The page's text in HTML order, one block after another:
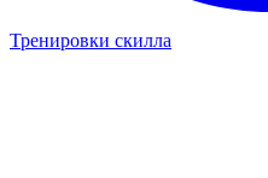
Тренировки скилла